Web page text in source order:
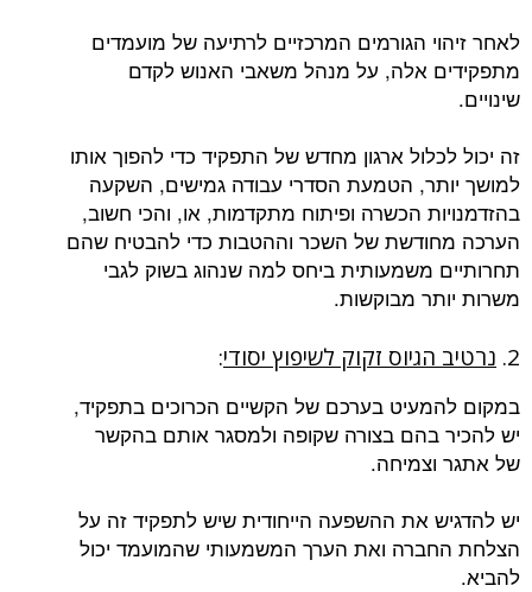
לאחר זיהוי הגורמים המרכזיים לרתיעה של מועמדים
מתפקידים אלה, על מנהל משאבי האנוש לקדם
שינויים.
זה יכול לכלול ארגון מחדש של התפקיד כדי להפוך אותו
למושך יותר, הטמעת הסדרי עבודה גמישים, השקעה
בהזדמנויות הכשרה ופיתוח מתקדמות, או, והכי חשוב,
הערכה מחודשת של השכר וההטבות כדי להבטיח שהם
תחרותיים משמעותית ביחס למה שנהוג בשוק לגבי
משרות יותר מבוקשות.
2. נרטיב הגיוס זקוק לשיפוץ יסודי:
במקום להמעיט בערכם של הקשיים הכרוכים בתפקיד,
יש להכיר בהם בצורה שקופה ולמסגר אותם בהקשר
של אתגר וצמיחה.
יש להדגיש את ההשפעה הייחודית שיש לתפקיד זה על
הצלחת החברה ואת הערך המשמעותי שהמועמד יכול
להביא.